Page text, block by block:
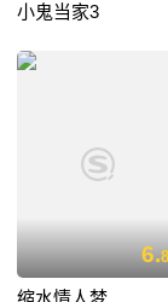
小鬼当家3
6.8